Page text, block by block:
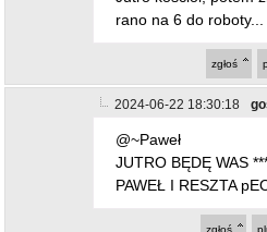
rano na 6 do roboty...
zgłoś
2024-06-22 18:30:18
@~Paweł
JUTRO BĘDĘ WAS
PAWEŁ I RESZTA
zgłoś